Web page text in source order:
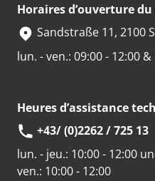
Horaires d’ouverture
Sandstraße 11, 2100
lun. - ven.: 09:00 - 12:00 &
Heures d’assistance
+43/ (0)2262 / 725 13
lun. - jeu.: 10:00 - 12:00
ven.: 10:00 - 12:00